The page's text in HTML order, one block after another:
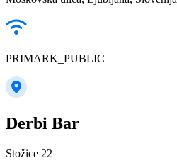
PRIMARK_PUBLIC
Derbi Bar
Stožice 22